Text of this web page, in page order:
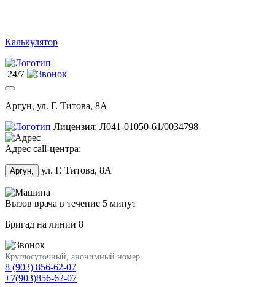
Калькулятор
24/7
Аргун, ул. Г. Титова, 8А
Лицензия: Л041-01050-61/0034798
Адрес call-центра:
Аргун, ул. Г. Титова, 8А
Вызов врача в течение 5 минут
Бригад на линии 8
Круглосуточный, анонимный номер
8 (903) 856-62-07
+7(903)856-62-07